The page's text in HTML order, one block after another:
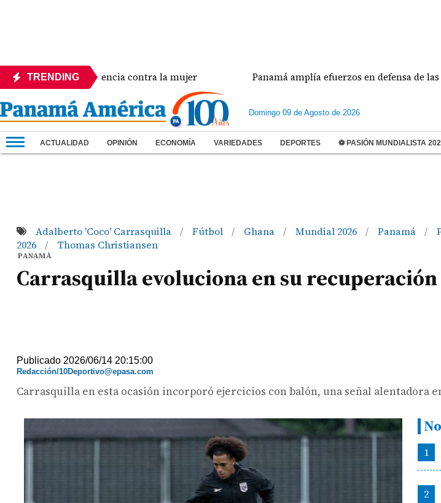
TRENDING
crisis de violencia contra la mujer Panamá amplía efuerzos en defensa de las
Domingo 09 de Agosto de 2026
ACTUALIDAD OPINIÓN ECONOMÍA VARIEDADES DEPORTES ⚽ PASIÓN MUNDIALISTA
Adalberto 'Coco' Carrasquilla / Fútbol / Ghana / Mundial 2026 / Panamá /
2026
/ Thomas Christiansen
PANAMÁ
Carrasquilla evoluciona en su recuperación
Publicado 2026/06/14 20:15:00
Redacción/10Deportivo@epasa.com
Carrasquilla en esta ocasión incorporó ejercicios con balón, una señal alentadora
1
2